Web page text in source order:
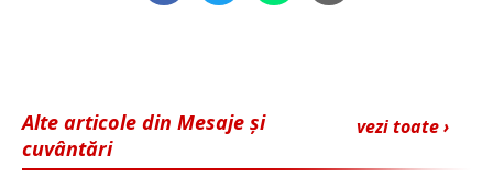
vezi toate ›
Alte articole din Mesaje și
cuvântări